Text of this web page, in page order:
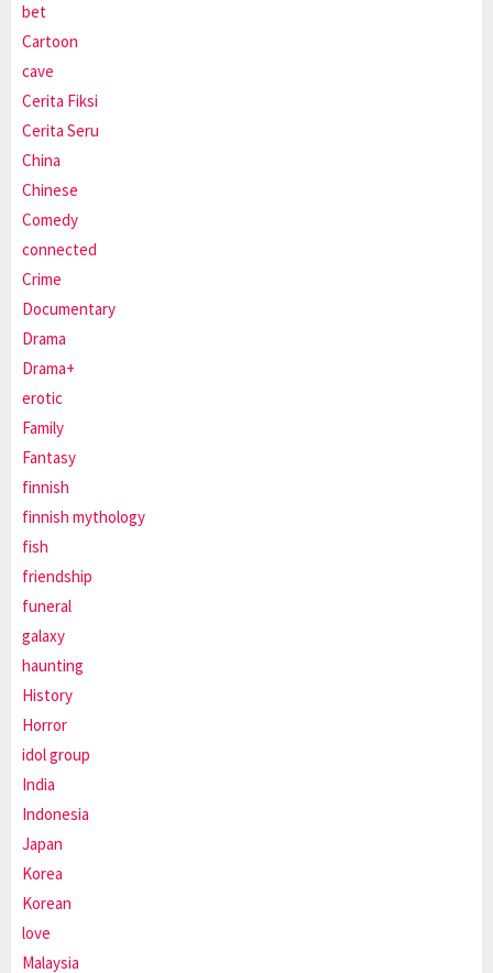
bet
Cartoon
cave
Cerita Fiksi
Cerita Seru
China
Chinese
Comedy
connected
Crime
Documentary
Drama
Drama+
erotic
Family
Fantasy
finnish
finnish mythology
fish
friendship
funeral
galaxy
haunting
History
Horror
idol group
India
Indonesia
Japan
Korea
Korean
love
Malaysia